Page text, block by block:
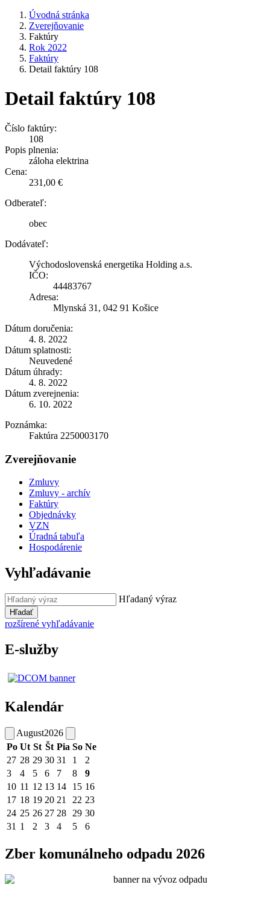
Úvodná stránka
Zverejňovanie
Faktúry
Rok 2022
Faktúry
Detail faktúry 108
Detail faktúry 108
Číslo faktúry:
108
Popis plnenia:
záloha elektrina
Cena:
231,00 €
Odberateľ:
obec
Dodávateľ:
Východoslovenská energetika Holding a.s.
IČO:
44483767
Adresa:
Mlynská 31, 042 91 Košice
Dátum doručenia:
4. 8. 2022
Dátum splatnosti:
Neuvedené
Dátum úhrady:
4. 8. 2022
Dátum zverejnenia:
6. 10. 2022
Poznámka:
Faktúra 2250003170
Zverejňovanie
Zmluvy
Zmluvy - archív
Faktúry
Objednávky
VZN
Úradná tabuľa
Hospodárenie
Vyhľadávanie
Hľadaný výraz
Hľadať
rozšírené vyhľadávanie
E-služby
Kalendár
August2026
Po Ut St Št Pia So Ne
27 28 29 30 31 1
2
3
4 5 6 7 8
9
10 11 12 13 14 15 16
17 18 19 20 21 22 23
24 25 26 27 28 29 30
31 1 2 3 4 5 6
Zber komunálneho odpadu 2026